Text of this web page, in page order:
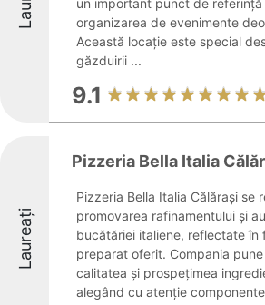
un important punct de
organizarea de evenimente
Această locație este special
găzduirii ...
9.1
Laureați
Pizzeria Bella Italia
Pizzeria Bella Italia Călăraşi se
promovarea rafinamentului și
bucătăriei italiene, reflectate în
preparat oferit. Compania
calitatea și prospețimea
alegând cu atenție